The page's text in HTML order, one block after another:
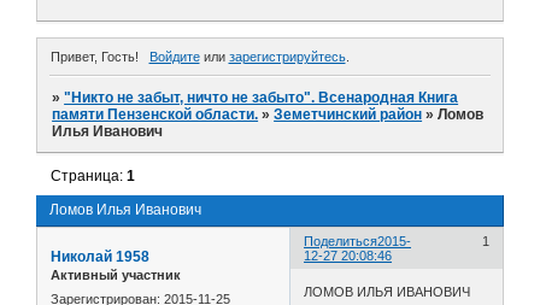
Привет, Гость! Войдитеили зарегистрируйтесь.
»"Никто не забыт, ничто не забыто". Всенародная Книга
памяти Пензенской области. »Земетчинский район »Ломов
Илья Иванович
Ломов Илья Иванович
Страница:1
Поделиться 1
2015-
12-27 20:08:46
Николай 1958
Активный участник
Зарегистрирован: 2015-11-25 ЛОМОВ ИЛЬЯ ИВАНОВИЧ